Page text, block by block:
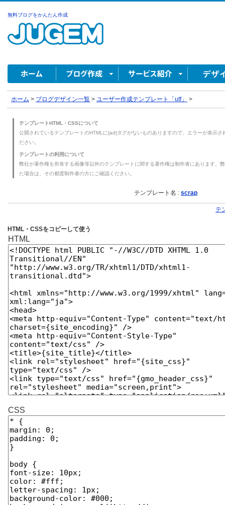
無料ブログをかんたん作成
ホーム > ブログデザイン一覧 > ユーザー作成テンプレート「utf」 >
テンプレートHTML・CSSについて
公開されているテンプレートのHTMLに{ad}タグがないものありますので、エラーが表示
ださい。
テンプレートの利用について
弊社が著作権を所有する画像等以外のテンプレートに関する著作権は制作者にあります。
た場合は、その都度制作者の方にご確認ください。
テンプレート名 : scrap
テ
HTML・CSSをコピーして使う
HTML
CSS